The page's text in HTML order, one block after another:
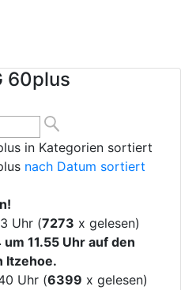
60plus
in Kategorien sortiert
nach Datum sortiert
Uhr (7273 x gelesen)
11.55 Uhr auf den
Itzehoe.
Uhr (6399 x gelesen)